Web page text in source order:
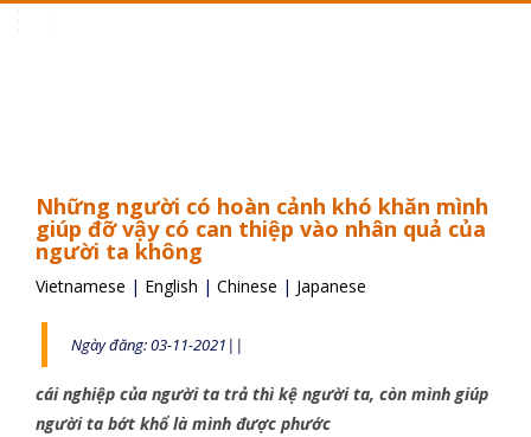
Những người có hoàn cảnh khó khăn mình
giúp đỡ vậy có can thiệp vào nhân quả của
người ta không
Vietnamese | English | Chinese | Japanese
Ngày đăng: 03-11-2021||
cái nghiệp của người ta trả thì kệ người ta, còn mình giúp
người ta bớt khổ là mình được phước